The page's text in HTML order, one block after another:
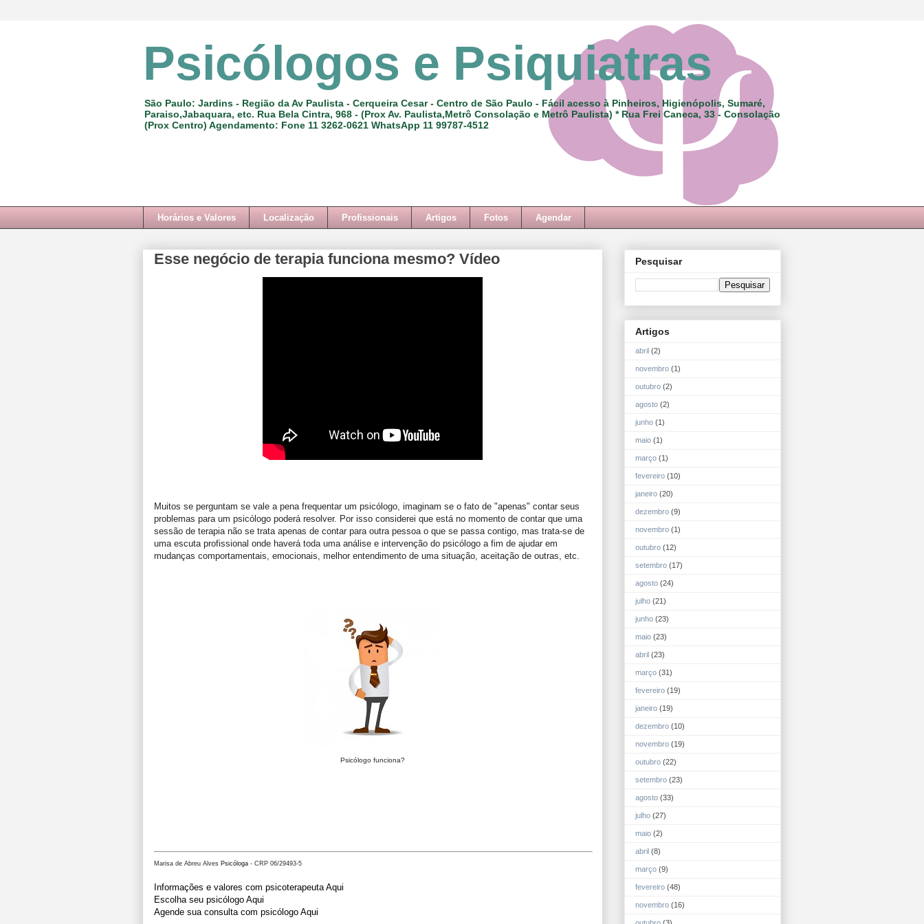
Psicólogos e Psiquiatras
São Paulo: Jardins - Região da Av Paulista - Cerqueira Cesar - Centro de São Paulo - Fácil acesso à Pinheiros, Higienópolis, Sumaré,
Paraiso,Jabaquara, etc. Rua Bela Cintra, 968 - (Prox Av. Paulista,Metrô Consolação e Metrô Paulista) * Rua Frei Caneca, 33 - Consolação
(Prox Centro) Agendamento: Fone 11 3262-0621 WhatsApp 11 99787-4512
Horários e Valores Localização Profissionais Artigos Fotos Agendar
Esse negócio de terapia funciona mesmo? Vídeo
Muitos se perguntam se vale a pena frequentar um psicólogo, imaginam se o fato de "apenas" contar seus
problemas para um psicólogo poderá resolver. Por isso considerei que está no momento de contar que uma
sessão de terapia não se trata apenas de contar para outra pessoa o que se passa contigo, mas trata-se de
uma escuta profissional onde haverá toda uma análise e intervenção do psicólogo a fim de ajudar em
mudanças comportamentais, emocionais, melhor entendimento de uma situação, aceitação de outras, etc.
Psicólogo funciona?
Marisa de Abreu Alves Psicóloga - CRP 06/29493-5
Informações e valores com psicoterapeuta Aqui
Escolha seu psicólogo Aqui
Agende sua consulta com psicólogo Aqui
Pesquisar
Artigos
abril (2)
novembro (1)
outubro (2)
agosto (2)
junho (1)
maio (1)
março (1)
fevereiro (10)
janeiro (20)
dezembro (9)
novembro (1)
outubro (12)
setembro (17)
agosto (24)
julho (21)
junho (23)
maio (23)
abril (23)
março (31)
fevereiro (19)
janeiro (19)
dezembro (10)
novembro (19)
outubro (22)
setembro (23)
agosto (33)
julho (27)
maio (2)
abril (8)
março (9)
fevereiro (48)
novembro (16)